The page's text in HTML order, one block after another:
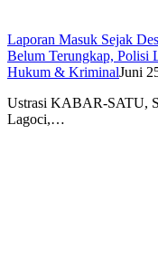
Laporan Masuk Sejak
Belum Terungkap, Polisi
Hukum & KriminalJuni
Ustrasi KABAR-SATU,
Lagoci,…